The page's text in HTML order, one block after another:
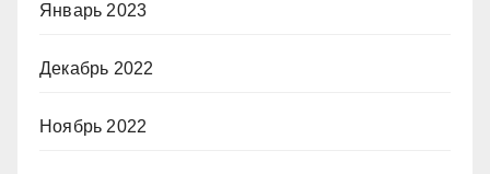
Январь 2023
Декабрь 2022
Ноябрь 2022